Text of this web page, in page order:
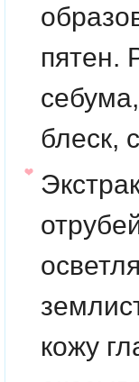
пятен.
блеск,
кожу